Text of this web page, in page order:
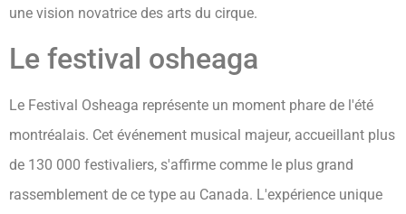
une vision novatrice des arts du cirque.
Le festival osheaga
Le Festival Osheaga représente un moment phare de l'été
montréalais. Cet événement musical majeur, accueillant plus
de 130 000 festivaliers, s'affirme comme le plus grand
rassemblement de ce type au Canada. L'expérience unique